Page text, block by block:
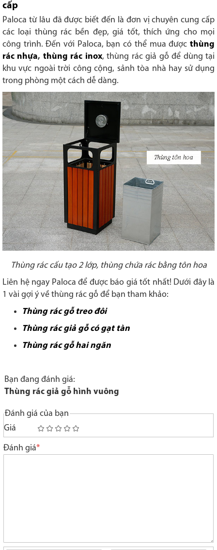
cấp
Paloca từ lâu đã được biết đến là đơn vị chuyên cung cấp
các loại thùng rác bền đẹp, giá tốt, thích ứng cho mọi
công trình. Đến với Paloca, bạn có thể mua được thùng
rác nhựa, thùng rác inox, thùng rác giả gỗ để dùng tại
khu vực ngoài trời công cộng, sảnh tòa nhà hay sử dụng
trong phòng một cách dễ dàng.
Thùng rác cấu tạo 2 lớp, thùng chứa rác bằng tôn hoa
Liên hệ ngay Paloca để được báo giá tốt nhất! Dưới đây là
1 vài gợi ý về thùng rác gỗ để bạn tham khảo:
Thùng rác gỗ treo đôi
Thùng rác giả gỗ có gạt tàn
Thùng rác gỗ hai ngăn
Bạn đang đánh giá:
Thùng rác giả gỗ hình vuông
Đánh giá của bạn
Giá
1
star
2
stars
3
stars
4
stars
5
stars
Đánh giá